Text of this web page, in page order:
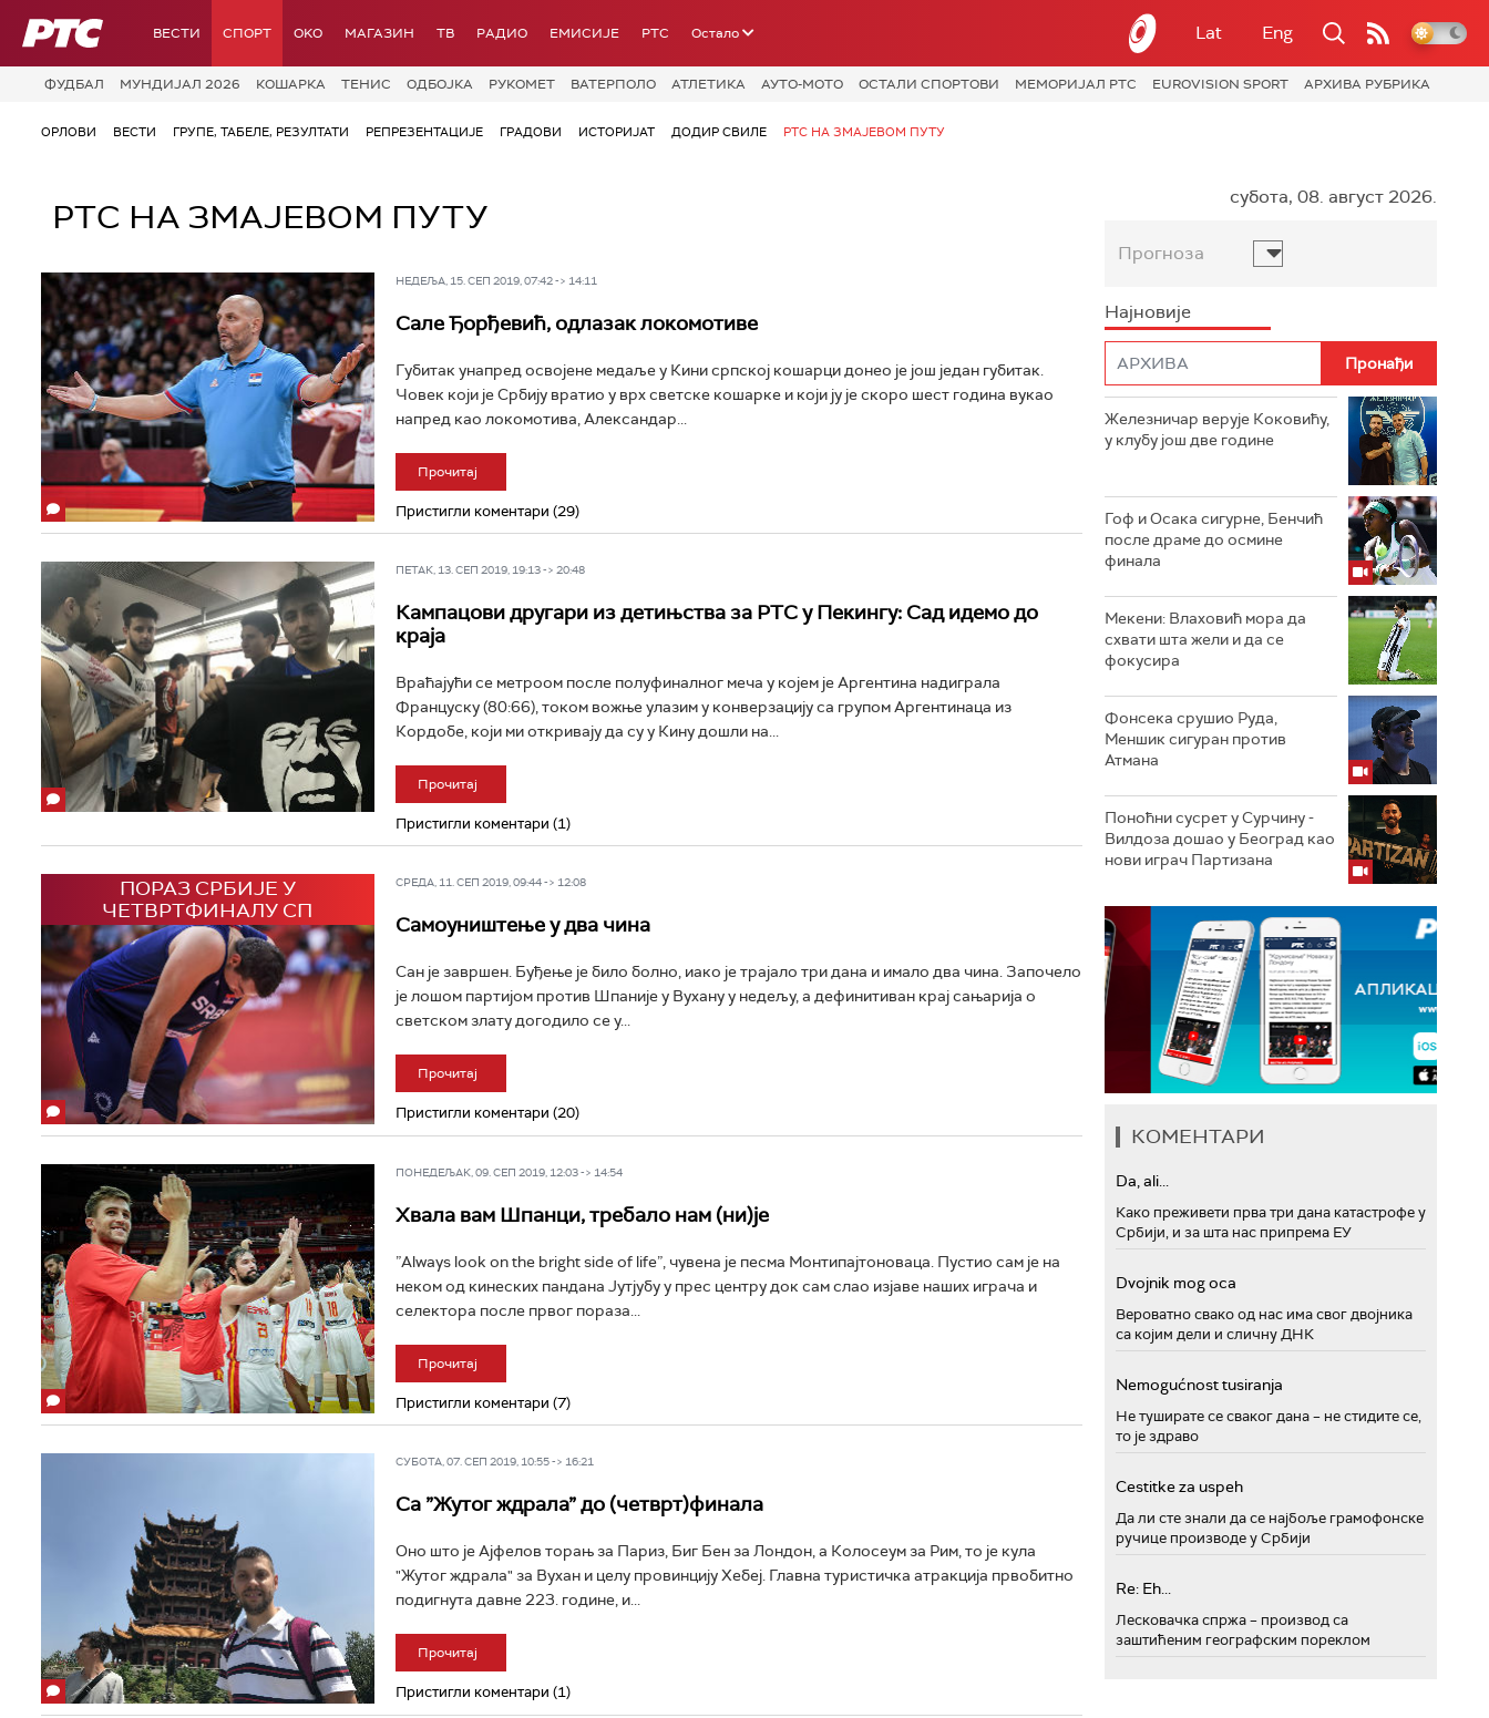
РТС ВЕСТИ СПОРТ OKO МАГАЗИН ТВ РАДИО ЕМИСИЈЕ РТС Остало Lat Eng
ФУДБАЛ МУНДИЈАЛ 2026 КОШАРКА ТЕНИС ОДБОЈКА РУКОМЕТ ВАТЕРПОЛО АТЛЕТИКА АУТО-МОТО ОСТАЛИ СПОРТОВИ МЕМОРИЈАЛ РТС EUROVISION SPORT АРХИВА РУБРИКА
ОРЛОВИ ВЕСТИ ГРУПЕ, ТАБЕЛЕ, РЕЗУЛТАТИ РЕПРЕЗЕНТАЦИЈЕ ГРАДОВИ ИСТОРИЈАТ ДОДИР СВИЛЕ РТС НА ЗМАЈЕВОМ ПУТУ
РТС НА ЗМАЈЕВОМ ПУТУ
НЕДЕЉА, 15. СЕП 2019, 07:42 -> 14:11
Сале Ђорђевић, одлазак локомотиве
Губитак унапред освојене медаље у Кини српској кошарци донео је још један губитак.
Човек који је Србију вратио у врх светске кошарке и који ју је скоро шест година вукао
напред као локомотива, Александар...
Прочитај
Пристигли коментари (29)
ПЕТАК, 13. СЕП 2019, 19:13 -> 20:48
Кампацови другари из детињства за РТС у Пекингу: Сад идемо до
краја
Враћајући се метроом после полуфиналног меча у којем је Аргентина надиграла
Француску (80:66), током вожње улазим у конверзацију са групом Аргентинаца из
Кордобе, који ми откривају да су у Кину дошли на...
Прочитај
Пристигли коментари (1)
ПОРАЗ СРБИЈЕ У
ЧЕТВРТФИНАЛУ СП
СРЕДА, 11. СЕП 2019, 09:44 -> 12:08
Самоуништење у два чина
Сан је завршен. Буђење је било болно, иако је трајало три дана и имало два чина. Започело
је лошом партијом против Шпаније у Вухану у недељу, а дефинитиван крај сањарија о
светском злату догодило се у...
Прочитај
Пристигли коментари (20)
ПОНЕДЕЉАК, 09. СЕП 2019, 12:03 -> 14:54
Хвала вам Шпанци, требало нам (ни)је
”Аlways look on the bright side of life”, чувена је песма Монтипајтоноваца. Пустио сам је на
неком од кинеских пандана Јутјубу у прес центру док сам слао изјаве наших играча и
селектора после првог пораза...
Прочитај
Пристигли коментари (7)
СУБОТА, 07. СЕП 2019, 10:55 -> 16:21
Са ”Жутог ждрала” до (четврт)финала
Оно што је Ајфелов торањ за Париз, Биг Бен за Лондон, а Колосеум за Рим, то је кула
"Жутог ждрала" за Вухан и целу провинцију Хебеј. Главна туристичка атракција првобитно
подигнута давне 223. године, и...
Прочитај
Пристигли коментари (1)
субота, 08. август 2026.
Прогноза
Најновије
Железничар верује Коковићу,
у клубу још две године
Гоф и Осака сигурне, Бенчић
после драме до осмине
финала
Мекени: Влаховић мора да
схвати шта жели и да се
фокусира
Фонсека срушио Руда,
Меншик сигуран против
Атмана
Поноћни сусрет у Сурчину -
Вилдоза дошао у Београд као
нови играч Партизана
КОМЕНТАРИ
Da, ali...
Како преживети прва три дана катастрофе у
Србији, и за шта нас припрема ЕУ
Dvojnik mog oca
Вероватно свако од нас има свог двојника
са којим дели и сличну ДНК
Nemogućnost tusiranja
Не туширате се сваког дана – не стидите се,
то је здраво
Cestitke za uspeh
Да ли сте знали да се најбоље грамофонске
ручице производе у Србији
Re: Eh...
Лесковачка спржа – производ са
заштићеним географским пореклом